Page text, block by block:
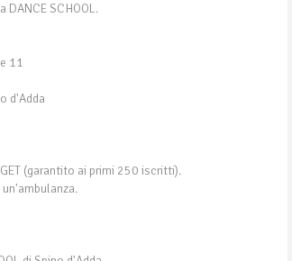
DANCE SCHOOL.
11
d'Adda
(garantito ai primi 250 iscritti).